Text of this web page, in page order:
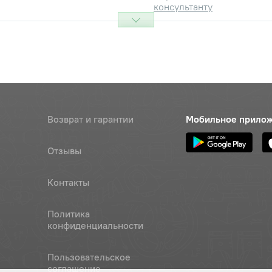
консультанту
Обратитесь к
Возврат и гарантии
Отзывы
Контакты
Политика
конфиденциальности
Пользовательское
соглашение
Мобильное